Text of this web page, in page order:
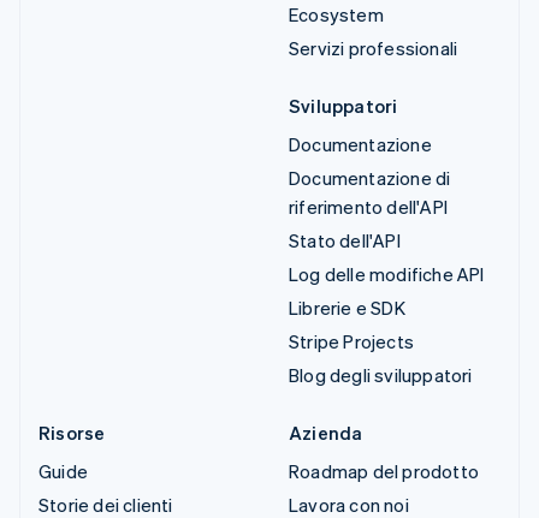
Ecosystem
Servizi professionali
Sviluppatori
Documentazione
Documentazione di
riferimento dell'API
Stato dell'API
Log delle modifiche API
Librerie e SDK
Stripe Projects
Blog degli sviluppatori
Risorse
Guide
Storie dei clienti
Azienda
Roadmap del prodotto
Lavora con noi